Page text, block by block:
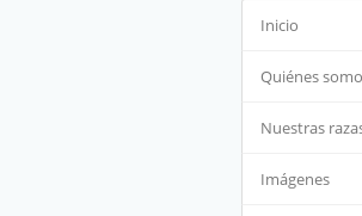
Inicio
Quiénes
Nuestras
Imágenes